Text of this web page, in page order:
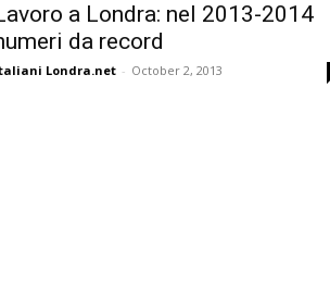
a Londra: nel 2013-2014
da record
Londra.net - October 2, 2013